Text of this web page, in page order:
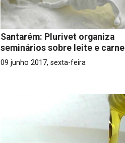
Santarém: Plurivet organiza
seminários sobre leite e carne
09 junho 2017, sexta-feira